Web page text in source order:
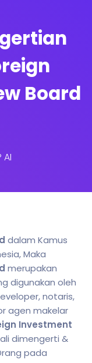
Board
AI
dalam Kamus
Maka
merupakan
digunakan oleh
notaris,
agen makelar
Investment
dimengerti &
pada